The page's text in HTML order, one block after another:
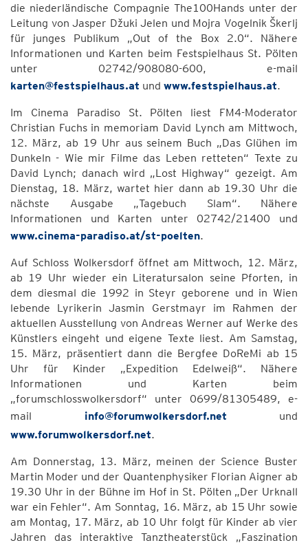
die niederländische Compagnie The100Hands unter der
Leitung von Jasper Džuki Jelen und Mojra Vogelnik Škerlj
für junges Publikum „Out of the Box 2.0“. Nähere
Informationen und Karten beim Festspielhaus St. Pölten
unter 02742/908080-600, e-mail
karten@festspielhaus.at und www.festspielhaus.at.
Im Cinema Paradiso St. Pölten liest FM4-Moderator
Christian Fuchs in memoriam David Lynch am Mittwoch,
12. März, ab 19 Uhr aus seinem Buch „Das Glühen im
Dunkeln - Wie mir Filme das Leben retteten“ Texte zu
David Lynch; danach wird „Lost Highway“ gezeigt. Am
Dienstag, 18. März, wartet hier dann ab 19.30 Uhr die
nächste Ausgabe „Tagebuch Slam“. Nähere
Informationen und Karten unter 02742/21400 und
www.cinema-paradiso.at/st-poelten.
Auf Schloss Wolkersdorf öffnet am Mittwoch, 12. März,
ab 19 Uhr wieder ein Literatursalon seine Pforten, in
dem diesmal die 1992 in Steyr geborene und in Wien
lebende Lyrikerin Jasmin Gerstmayr im Rahmen der
aktuellen Ausstellung von Andreas Werner auf Werke des
Künstlers eingeht und eigene Texte liest. Am Samstag,
15. März, präsentiert dann die Bergfee DoReMi ab 15
Uhr für Kinder „Expedition Edelweiß“. Nähere
Informationen und Karten beim
„forumschlosswolkersdorf“ unter 0699/81305489, e-
mail info@forumwolkersdorf.net und
www.forumwolkersdorf.net.
Am Donnerstag, 13. März, meinen der Science Buster
Martin Moder und der Quantenphysiker Florian Aigner ab
19.30 Uhr in der Bühne im Hof in St. Pölten „Der Urknall
war ein Fehler“. Am Sonntag, 16. März, ab 15 Uhr sowie
am Montag, 17. März, ab 10 Uhr folgt für Kinder ab vier
Jahren das interaktive Tanztheaterstück „Faszination